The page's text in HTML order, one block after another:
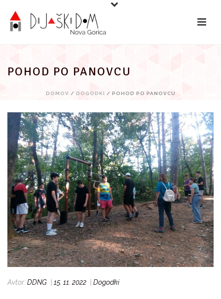
vsebino
POHOD PO PANOVCU
DOMOV / DOGODKI / POHOD PO PANOVCU
Avtor: DDNG | 15. 11. 2022 | Dogodki